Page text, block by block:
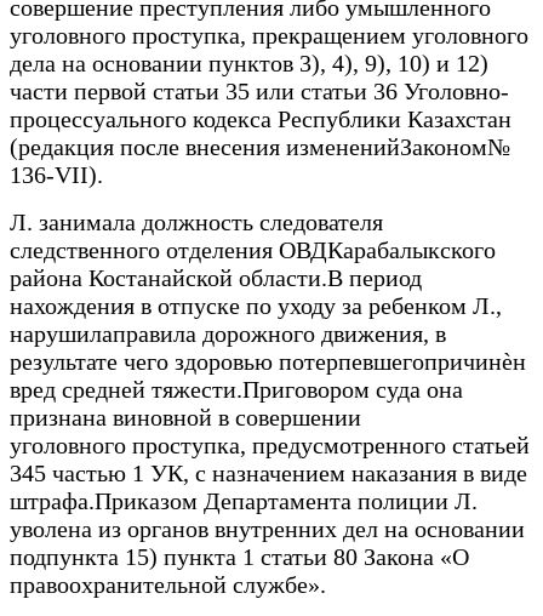
совершение преступления либо умышленного
уголовного проступка, прекращением уголовного
дела на основании пунктов 3), 4), 9), 10) и 12)
части первой статьи 35 или статьи 36 Уголовно-
процессуального кодекса Республики Казахстан
(редакция после внесения измененийЗаконом№
136-VII).
Л. занимала должность следователя
следственного отделения ОВДКарабалыкского
района Костанайской области.В период
нахождения в отпуске по уходу за ребенком Л.,
нарушилаправила дорожного движения, в
результате чего здоровью потерпевшегопричинѐн
вред средней тяжести.Приговором суда она
признана виновной в совершении
уголовного проступка, предусмотренного статьей
345 частью 1 УК, с назначением наказания в виде
штрафа.Приказом Департамента полиции Л.
уволена из органов внутренних дел на основании
подпункта 15) пункта 1 статьи 80 Закона «О
правоохранительной службе».